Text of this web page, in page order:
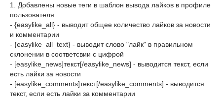
1. Добавлены новые теги в шаблон вывода лайков в профиле
пользователя
- {easylike_all} - выводит общее количество лайков за новости
и комментарии
- {easylike_all_text} - выводит слово "лайк" в правильном
склонении в соответсвии с цифрой
- [easylike_news]текст[/easylike_news] - выводится текст, если
есть лайки за новости
- [easylike_comments]текст[/easylike_comments] - выводится
текст, если есть лайки за комментарии